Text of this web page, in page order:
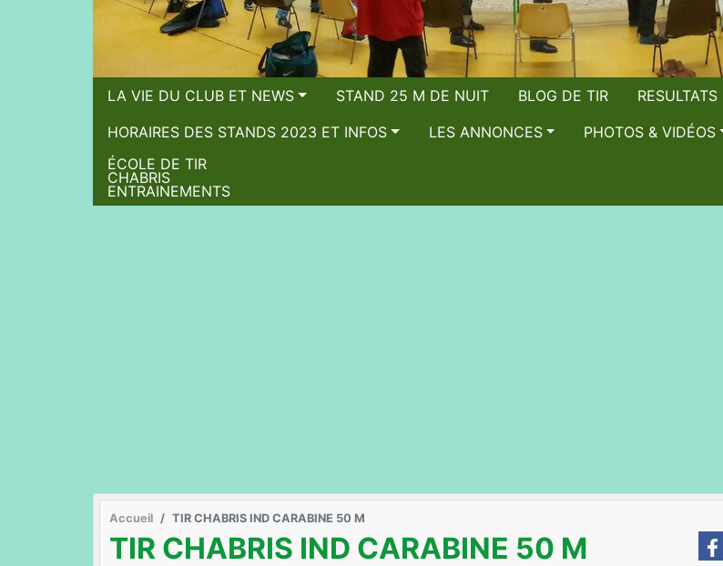
LA VIE DU CLUB ET NEWS STAND 25 M DE NUIT BLOG DE TIR
HORAIRES DES STANDS 2023 ET INFOS
LES ANNONCES PHOTOS & VIDÉOS
ÉCOLE DE TIR
CHABRIS
ENTRAINEMENTS
Accueil TIR CHABRIS IND CARABINE 50 M
TIR CHABRIS IND CARABINE 50 M